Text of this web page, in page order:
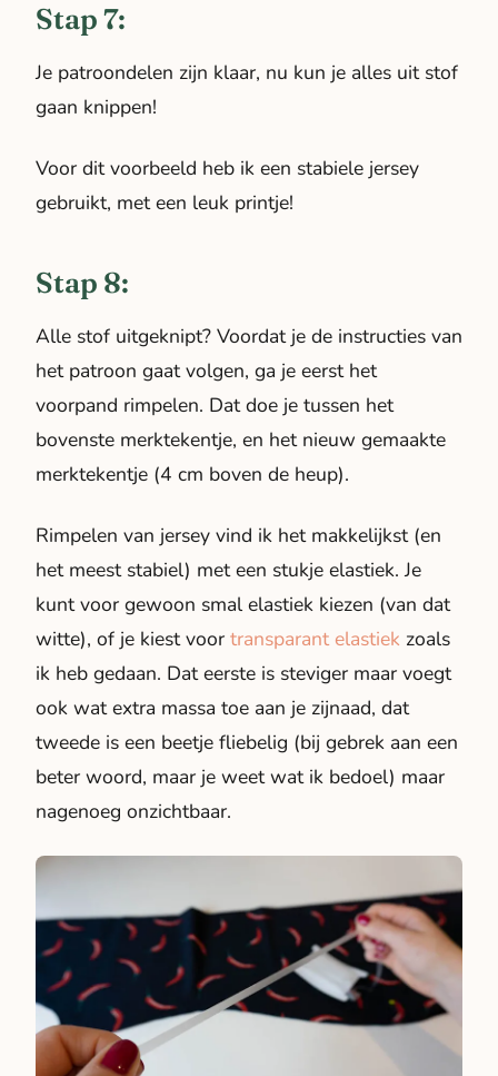
Stap 7:
Je patroondelen zijn klaar, nu kun je alles uit stof
gaan knippen!
Voor dit voorbeeld heb ik een stabiele jersey
gebruikt, met een leuk printje!
Stap 8:
Alle stof uitgeknipt? Voordat je de instructies van
het patroon gaat volgen, ga je eerst het
voorpand rimpelen. Dat doe je tussen het
bovenste merktekentje, en het nieuw gemaakte
merktekentje (4 cm boven de heup).
Rimpelen van jersey vind ik het makkelijkst (en
het meest stabiel) met een stukje elastiek. Je
kunt voor gewoon smal elastiek kiezen (van dat
witte), of je kiest voor transparant elastiek zoals
ik heb gedaan. Dat eerste is steviger maar voegt
ook wat extra massa toe aan je zijnaad, dat
tweede is een beetje fliebelig (bij gebrek aan een
beter woord, maar je weet wat ik bedoel) maar
nagenoeg onzichtbaar.